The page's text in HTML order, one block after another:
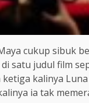
cukup sibuk
satu judul film
ketiga kalinya
ia tak